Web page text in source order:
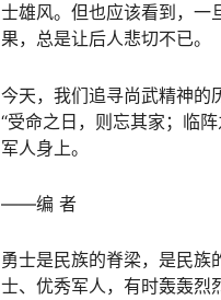
士雄风。但也应该看到，一
果，总是让后人悲切不已。
今天，我们追寻尚武精神的
“受命之日，则忘其家；临
军人身上。
——编 者
勇士是民族的脊梁，是民族
士、优秀军人，有时轰轰烈